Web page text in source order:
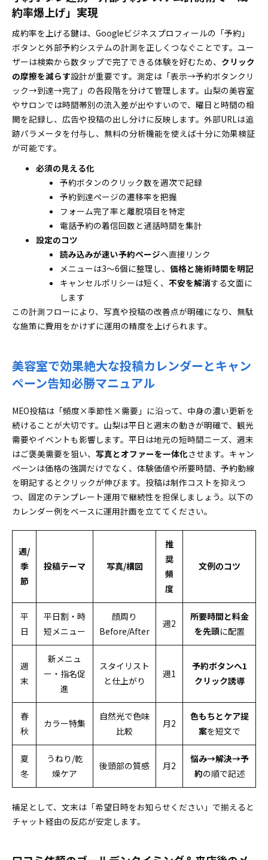
約率爆上げ」実現
成約率を上げる鍵は、Googleビジネスプロフィールの「予約」
ボタンと外部予約システムの計測を正しくつなぐことです。ユー
ザーは検索から数タップで完了できる体験を好むため、 クリック
の摩擦を減らす設計が重要です。測定は「表示→予約ボタンクリ
ック→到達→完了」の各段階を分けて管理します。山梨の美容室
やサロンでは時間帯別の流入差が出やすいので、曜日と時間の相
関を記録し、広告や投稿の出し分けに反映します。外部URLは追
跡パラメータを付与し、無料の分析機能を使えば十分に効果検証
が可能です。
必須の見える化
予約ボタンのクリック数を週次で記録
予約到達ページの遷移率を把握
フォーム完了率と離脱項目を特定
電話予約の着信回数と通話時間を集計
設定のコツ
読み込みが速い予約ページへ直接リンク
メニューは3〜6個に整理し、 価格と施術時間を明記
キャンセルポリシーは短く、 不安を解消する文面に
します
この計測フローにより、写真や投稿の改善点が明確になり、無駄
な施策に費用をかけずに運用の精度を上げられます。
美容室で効果絶大な投稿カレンダーとキャン
ペーン告知必勝マニュアル
MEO投稿は「頻度×季節性×需要」に沿って、中身の濃い更新を
続けることが大切です。山梨は平日と週末の動きが明確で、観光
需要やイベントも影響します。平日は地元の短時間ニーズ、週末
はご褒美需要を狙い、 写真とオファーを一体化させます。キャン
ペーンは価格の強調だけでなく、体験価値や所要時間、予約動線
を明記するとクリックが伸びます。投稿は制作コストを抑えつ
つ、固定のテンプレート運用で継続性を担保しましょう。以下の
カレンダー例をベースに運用計画を立ててください。
週/
季
節
投稿テーマ 写真/構図
推
奨
頻
度
文例のコツ
平
日
平日割・時
短メニュー
顔周り
Before/After
週2
所要時間と料金
を先頭に配置
週
末
新メニュ
ー・指名促
進
スタイリスト
と仕上がり
週1
予約ボタンへ1
クリック誘導
春
秋
カラー特集
自然光で色味
比較
月2
色もちとケア提
案を短文で
夏
冬
うねり/乾
燥ケア
後頭部の質感 月2
悩み→解決→予
約の順で記述
補足として、文末は「希望日時をお知らせください」で揃えると
チャット経由の反応が安定します。